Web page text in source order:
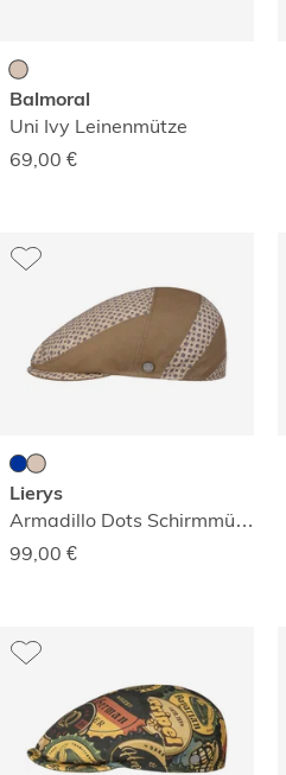
Balmoral
Uni Ivy Leinenmütze
69,00 €
Lierys
Armadillo Dots Schirmmütze
99,00 €